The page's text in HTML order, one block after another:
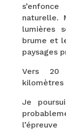
naturelle.
lumières
brume et
paysages
Vers 20
kilomètres
Je